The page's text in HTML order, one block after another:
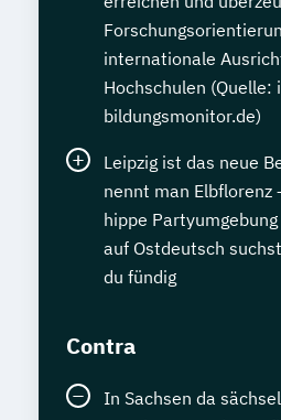
internationale
Hochschulen (Quelle:
bildungsmonitor.de)
Leipzig ist das neue
nennt man Elbflorenz
hippe
auf Ostdeutsch
du fündig
Contra
In Sachsen da